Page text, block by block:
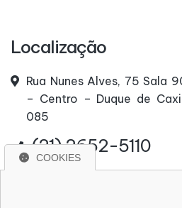
Localização
Rua Nunes Alves, 75 Sala
– Centro – Duque de
085
(21) 2652-5110
(21) 96669-5300
COOKIES